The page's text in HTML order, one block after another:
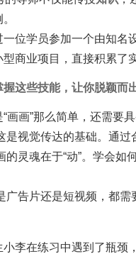
位学员参加一个由知名
商业项目，直接积累了
这些技能，让你脱颖而
画画”那么简单，还需要
是视觉传达的基础。通过
的灵魂在于“动”。学会如
广告片还是短视频，都
李在练习中遇到了瓶颈